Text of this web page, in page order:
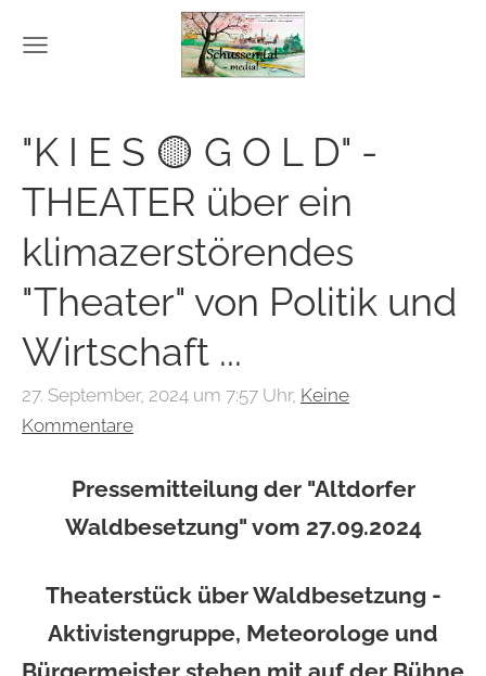
"K I E S 🟡 G O L D" -
THEATER über ein
klimazerstörendes
"Theater" von Politik und
Wirtschaft ...
27. September, 2024 um 7:57 Uhr, Keine
Kommentare
Pressemitteilung der "Altdorfer
Waldbesetzung" vom 27.09.2024
Theaterstück über Waldbesetzung -
Aktivistengruppe, Meteorologe und